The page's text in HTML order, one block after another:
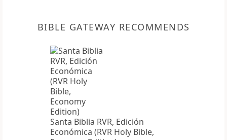
BIBLE GATEWAY RECOMMENDS
Santa Biblia RVR, Edición
Económica (RVR Holy Bible,